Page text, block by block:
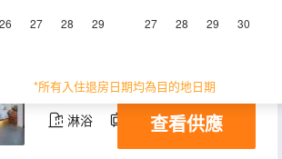
26 27 28 29 27 28 29 30
*所有入住退房日期均為目的地日期
觀滄海閣樓江景影院雙床房
107.3㎡ 5層 空調
淋浴 電視機
查看供應